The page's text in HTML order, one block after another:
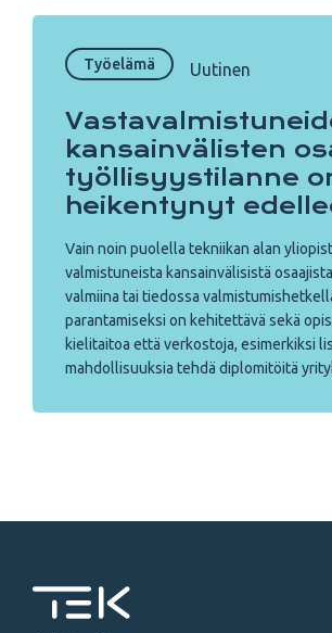
Työelämä Uutinen
kansainvälisten
työllisyystilanne
heikentynyt
Vain noin puolella tekniikan alan
valmistuneista kansainvälisistä
valmiina tai tiedossa
parantamiseksi on kehitettävä sekä
kielitaitoa että verkostoja, esimerkiksi
mahdollisuuksia tehdä diplomitöitä